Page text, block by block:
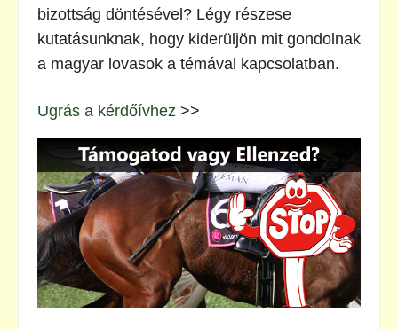
bizottság döntésével? Légy részese
kutatásunknak, hogy kiderüljön mit gondolnak
a magyar lovasok a témával kapcsolatban.
Ugrás a kérdőívhez >>